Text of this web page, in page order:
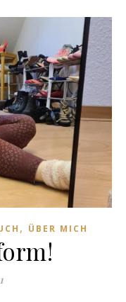
, ÜBER MICH